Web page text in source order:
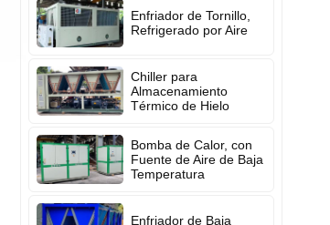
Enfriador de Tornillo,
Refrigerado por Aire
Chiller para
Almacenamiento
Térmico de Hielo
Bomba de Calor, con
Fuente de Aire de Baja
Temperatura
Enfriador de Baja